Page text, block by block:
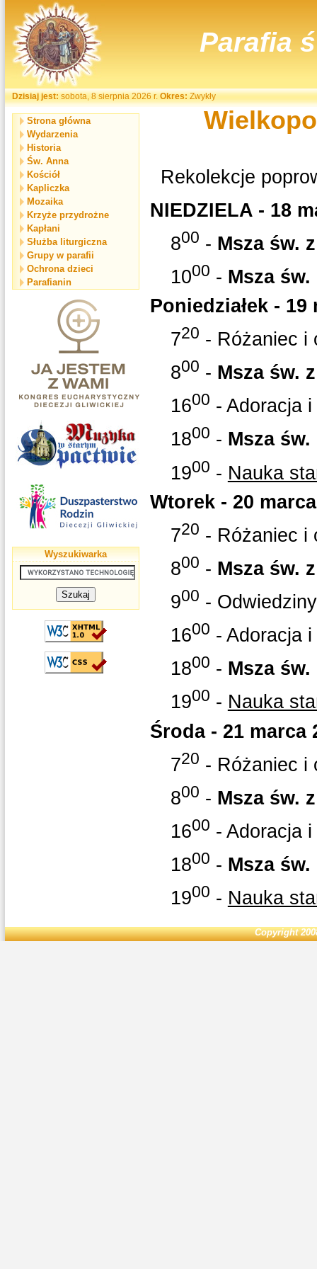
Parafia
Dzisiaj jest:sobota, 8 sierpnia 2026 r.Okres:Zwykły
Strona główna
Wydarzenia
Historia
Św. Anna
Kościół
Kapliczka
Mozaika
Krzyże przydrożne
Kapłani
Służba liturgiczna
Grupy w parafii
Ochrona dzieci
Parafianin
Wyszukiwarka
Rekolekcje
NIEDZIELA - 18
800 - Msza św.
1000 - Msza
Poniedziałek - 19
720 - Różaniec i
800 - Msza św.
1600 - Adoracja
1800 - Msza
1900 - Nauka
Wtorek - 20
720 - Różaniec i
800 - Msza św.
900 -
1600 - Adoracja
1800 - Msza
1900 - Nauka
Środa - 21 marca
720 - Różaniec i
800 - Msza św.
1600 - Adoracja
1800 - Msza
1900 - Nauka
Copyright